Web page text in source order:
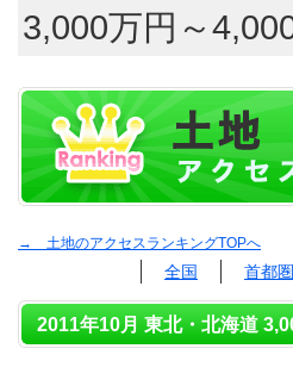
3,000万円～
→ 土地のアクセスランキングTOPへ
全国 首都圏
2011年10月 東北・北海道